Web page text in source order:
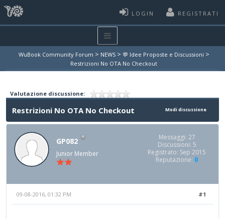
LOGIN REGISTRATI
WuBook Community Forum > NEWS > 💬 Idee Proposte e Discussioni >
Restrizioni No OTA No Checkout
Valutazione discussione:
Modi discussione
Restrizioni No OTA No Checkout
GP082
Junior Member
Messaggi: 27
Discussioni: 5
Registrato: Sep 2015
Reputazione: 0
#1
09-08-2016, 01:32 PM